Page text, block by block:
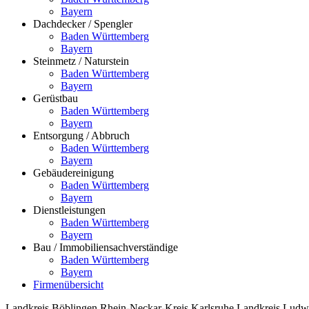
Bayern
Dachdecker / Spengler
Baden Württemberg
Bayern
Steinmetz / Naturstein
Baden Württemberg
Bayern
Gerüstbau
Baden Württemberg
Bayern
Entsorgung / Abbruch
Baden Württemberg
Bayern
Gebäudereinigung
Baden Württemberg
Bayern
Dienstleistungen
Baden Württemberg
Bayern
Bau / Immobiliensachverständige
Baden Württemberg
Bayern
Firmenübersicht